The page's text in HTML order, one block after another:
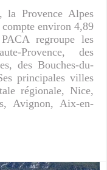
la Provence Alpes
environ 4,89
regroupe les
Provence, des
des Bouches-du-
principales villes
régionale, Nice,
Avignon, Aix-en-